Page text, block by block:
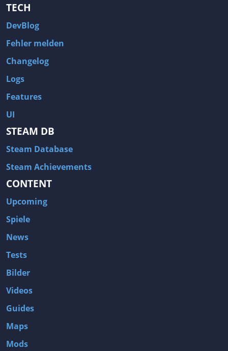
TECH
DevBlog
Fehler melden
Changelog
Logs
Features
UI
STEAM DB
Steam Database
Steam Achievements
CONTENT
Upcoming
Spiele
News
Tests
Bilder
Videos
Guides
Maps
Mods